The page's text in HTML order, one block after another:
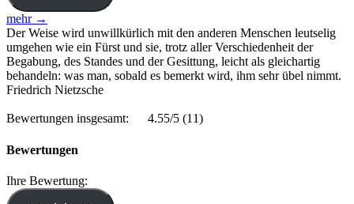
mehr →
Der Weise wird unwillkürlich mit den anderen Menschen leutselig
umgehen wie ein Fürst und sie, trotz aller Verschiedenheit der
Begabung, des Standes und der Gesittung, leicht als gleichartig
behandeln: was man, sobald es bemerkt wird, ihm sehr übel nimmt.
Friedrich Nietzsche
Bewertungen insgesamt: 4.55/5 (11)
Bewertungen
Ihre Bewertung: